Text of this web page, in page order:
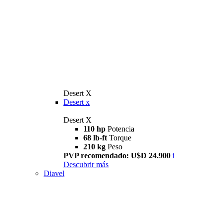
Desert X
Desert x
Desert X
110 hp Potencia
68 lb-ft Torque
210 kg Peso
PVP recomendado: U$D 24.900 i
Descubrir más
Diavel